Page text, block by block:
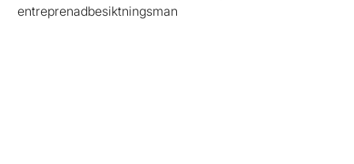
entreprenadbesiktningsman